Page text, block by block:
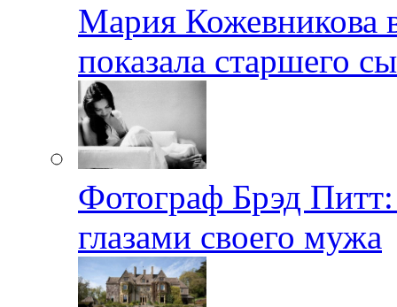
Мария Кожевникова
показала старшего
Фотограф Брэд
глазами своего мужа